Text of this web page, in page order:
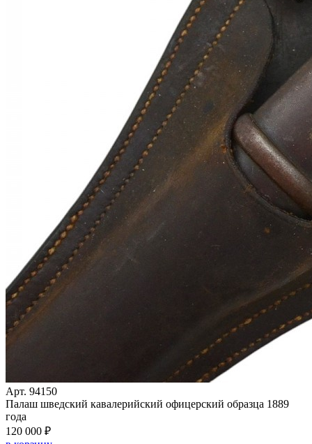
Арт. 94150
Палаш шведский кавалерийский офицерский образца 1889
года
120 000 ₽